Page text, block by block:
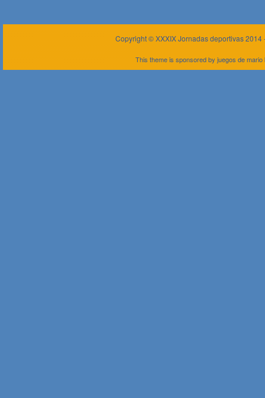
Copyright ©XXXIX Jornadas deportivas 2014
This theme is sponsored by juegos de mario